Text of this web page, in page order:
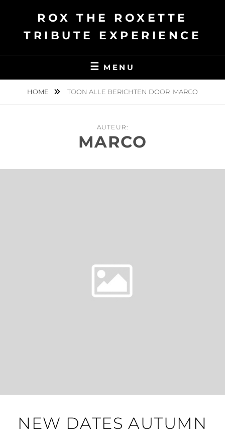
ROX THE ROXETTE
TRIBUTE EXPERIENCE
MENU
HOME TOON ALLE BERICHTEN DOOR MARCO
AUTEUR:
MARCO
NEW DATES AUTUMN